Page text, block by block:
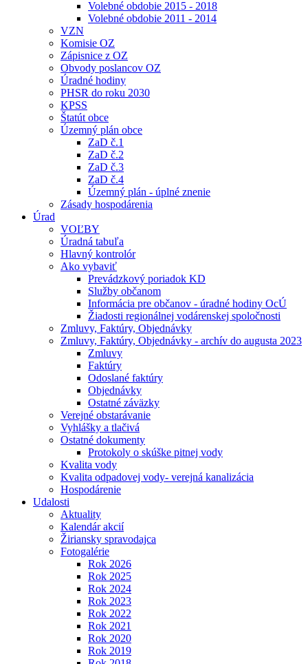
Volebné obdobie 2015 - 2018
Volebné obdobie 2011 - 2014
VZN
Komisie OZ
Zápisnice z OZ
Obvody poslancov OZ
Úradné hodiny
PHSR do roku 2030
KPSS
Štatút obce
Územný plán obce
ZaD č.1
ZaD č.2
ZaD č.3
ZaD č.4
Územný plán - úplné znenie
Zásady hospodárenia
Úrad
VOĽBY
Úradná tabuľa
Hlavný kontrolór
Ako vybaviť
Prevádzkový poriadok KD
Služby občanom
Informácia pre občanov - úradné hodiny OcÚ
Žiadosti regionálnej vodárenskej spoločnosti
Zmluvy, Faktúry, Objednávky
Zmluvy, Faktúry, Objednávky - archív do augusta 2023
Zmluvy
Faktúry
Odoslané faktúry
Objednávky
Ostatné záväzky
Verejné obstarávanie
Vyhlášky a tlačivá
Ostatné dokumenty
Protokoly o skúške pitnej vody
Kvalita vody
Kvalita odpadovej vody- verejná kanalizácia
Hospodárenie
Udalosti
Aktuality
Kalendár akcií
Žiriansky spravodajca
Fotogalérie
Rok 2026
Rok 2025
Rok 2024
Rok 2023
Rok 2022
Rok 2021
Rok 2020
Rok 2019